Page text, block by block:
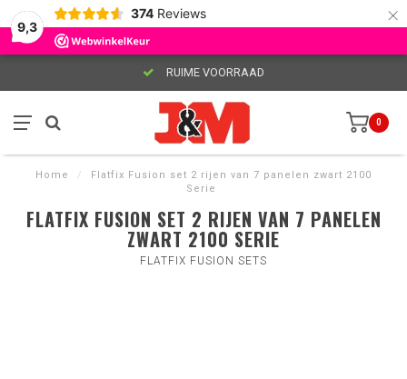
9,3
374 Reviews ×
RUIME VOORRAAD
0
Home /
Flatfix Fusion set 2 rijen van 7 panelen zwart 2100
Serie
FLATFIX FUSION SET 2 RIJEN VAN 7 PANELEN
ZWART 2100 SERIE
FLATFIX FUSION SETS